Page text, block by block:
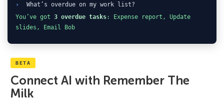
›
What’s overdue on my work list?
You’ve got 3 overdue tasks: Expense report, Update
slides, Email Bob
BETA
Connect AI with Remember The
Milk